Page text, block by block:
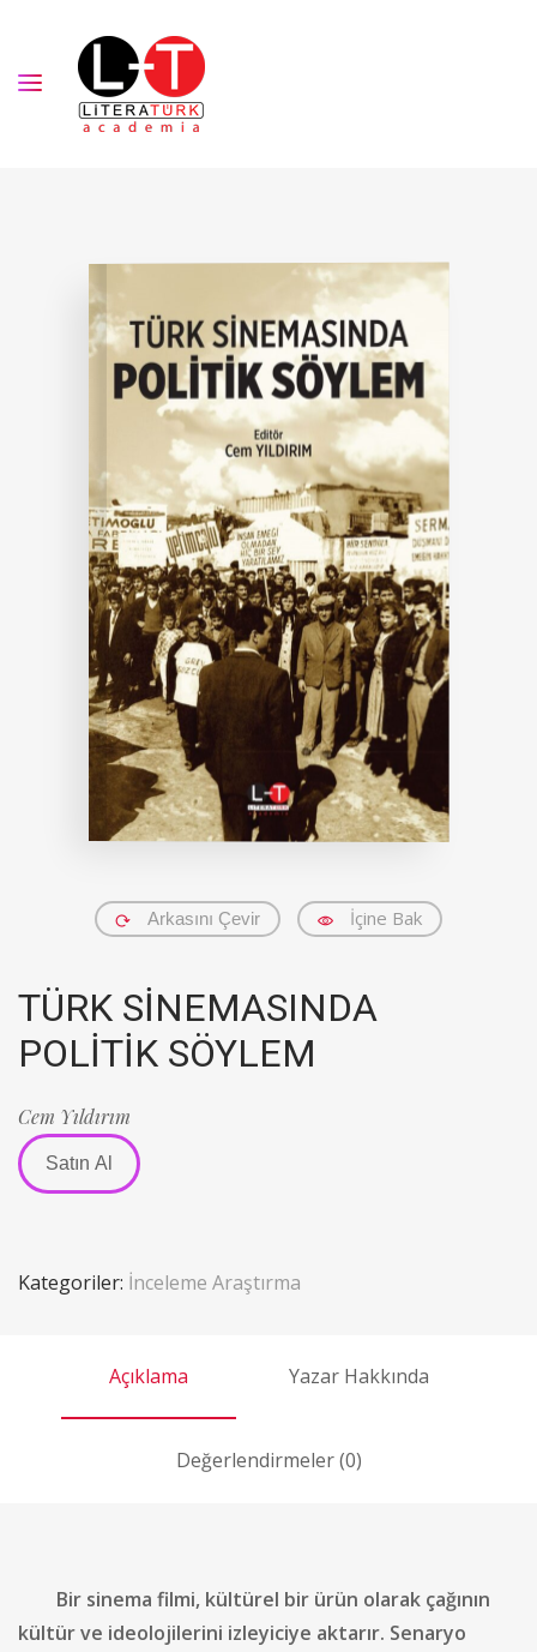
Arkasını Çevir İçine Bak
TÜRK SİNEMASINDA
POLİTİK SÖYLEM
Cem Yıldırım
Satın Al
Kategoriler: İnceleme Araştırma
Açıklama Yazar Hakkında
Değerlendirmeler (0)
Bir sinema filmi, kültürel bir ürün olarak çağının
kültür ve ideolojilerini izleyiciye aktarır. Senaryo